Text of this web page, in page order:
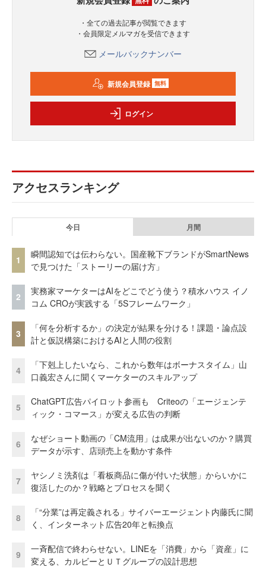
・全ての過去記事が閲覧できます
・会員限定メルマガを受信できます
メールバックナンバー
新規会員登録 無料
ログイン
アクセスランキング
今日 月間
1
瞬間認知では伝わらない。国産靴下ブランドがSmartNews
で見つけた「ストーリーの届け方」
2
実務家マーケターはAIをどこでどう使う？積水ハウス イノ
コム CROが実践する「5Sフレームワーク」
3
「何を分析するか」の決定が結果を分ける！課題・論点設
計と仮説構築におけるAIと人間の役割
4
「下剋上したいなら、これから数年はボーナスタイム」山
口義宏さんに聞くマーケターのスキルアップ
5
ChatGPT広告パイロット参画も Criteoの「エージェンテ
ィック・コマース」が変える広告の判断
6
なぜショート動画の「CM流用」は成果が出ないのか？購買
データが示す、店頭売上を動かす条件
7
ヤシノミ洗剤は「看板商品に傷が付いた状態」からいかに
復活したのか？戦略とプロセスを聞く
8
「“分業”は再定義される」サイバーエージェント内藤氏に聞
く、インターネット広告20年と転換点
9
一斉配信で終わらせない。LINEを「消費」から「資産」に
変える、カルビーとＵＴグループの設計思想